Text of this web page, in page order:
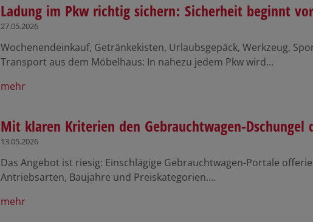
Ladung im Pkw richtig sichern: Sicherheit beginnt
27.05.2026
Wochenendeinkauf, Getränkekisten, Urlaubsgepäck, Werkzeug,
Transport aus dem Möbelhaus: In nahezu jedem Pkw wird…
mehr
Mit klaren Kriterien den Gebrauchtwagen-Dschungel
13.05.2026
Das Angebot ist riesig: Einschlägige Gebrauchtwagen-Portale
Antriebsarten, Baujahre und Preiskategorien.…
mehr